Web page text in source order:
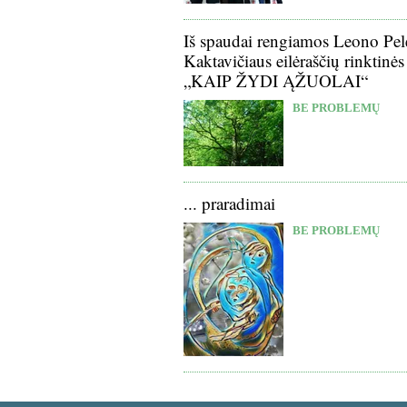
Iš spaudai rengiamos Leono
Kaktavičiaus eilėraščių rinktinės
„KAIP ŽYDI ĄŽUOLAI“
BE PROBLEMŲ
... praradimai
BE PROBLEMŲ